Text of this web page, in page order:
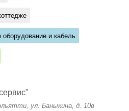
оборудование и кабель
ул. Баныкина, д. 10в